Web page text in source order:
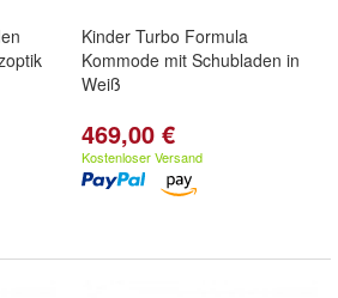
Kinder Turbo Formula
Kommode mit Schubladen in
Weiß
469,00 €
Kostenloser Versand